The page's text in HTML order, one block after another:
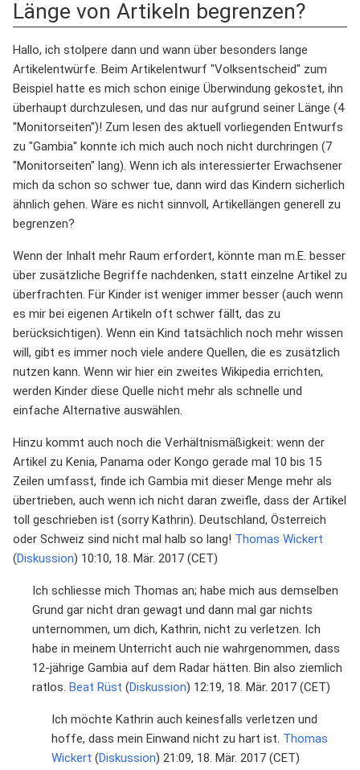
Länge von Artikeln begrenzen?
Hallo, ich stolpere dann und wann über besonders lange
Artikelentwürfe. Beim Artikelentwurf "Volksentscheid" zum
Beispiel hatte es mich schon einige Überwindung gekostet, ihn
überhaupt durchzulesen, und das nur aufgrund seiner Länge (4
"Monitorseiten")! Zum lesen des aktuell vorliegenden Entwurfs
zu "Gambia" konnte ich mich auch noch nicht durchringen (7
"Monitorseiten" lang). Wenn ich als interessierter Erwachsener
mich da schon so schwer tue, dann wird das Kindern sicherlich
ähnlich gehen. Wäre es nicht sinnvoll, Artikellängen generell zu
begrenzen?
Wenn der Inhalt mehr Raum erfordert, könnte man m.E. besser
über zusätzliche Begriffe nachdenken, statt einzelne Artikel zu
überfrachten. Für Kinder ist weniger immer besser (auch wenn
es mir bei eigenen Artikeln oft schwer fällt, das zu
berücksichtigen). Wenn ein Kind tatsächlich noch mehr wissen
will, gibt es immer noch viele andere Quellen, die es zusätzlich
nutzen kann. Wenn wir hier ein zweites Wikipedia errichten,
werden Kinder diese Quelle nicht mehr als schnelle und
einfache Alternative auswählen.
Hinzu kommt auch noch die Verhältnismäßigkeit: wenn der
Artikel zu Kenia, Panama oder Kongo gerade mal 10 bis 15
Zeilen umfasst, finde ich Gambia mit dieser Menge mehr als
übertrieben, auch wenn ich nicht daran zweifle, dass der Artikel
toll geschrieben ist (sorry Kathrin). Deutschland, Österreich
oder Schweiz sind nicht mal halb so lang! Thomas Wickert
(Diskussion) 10:10, 18. Mär. 2017 (CET)
Ich schliesse mich Thomas an; habe mich aus demselben
Grund gar nicht dran gewagt und dann mal gar nichts
unternommen, um dich, Kathrin, nicht zu verletzen. Ich
habe in meinem Unterricht auch nie wahrgenommen, dass
12-jährige Gambia auf dem Radar hätten. Bin also ziemlich
ratlos. Beat Rüst (Diskussion) 12:19, 18. Mär. 2017 (CET)
Ich möchte Kathrin auch keinesfalls verletzen und
hoffe, dass mein Einwand nicht zu hart ist. Thomas
Wickert (Diskussion) 21:09, 18. Mär. 2017 (CET)